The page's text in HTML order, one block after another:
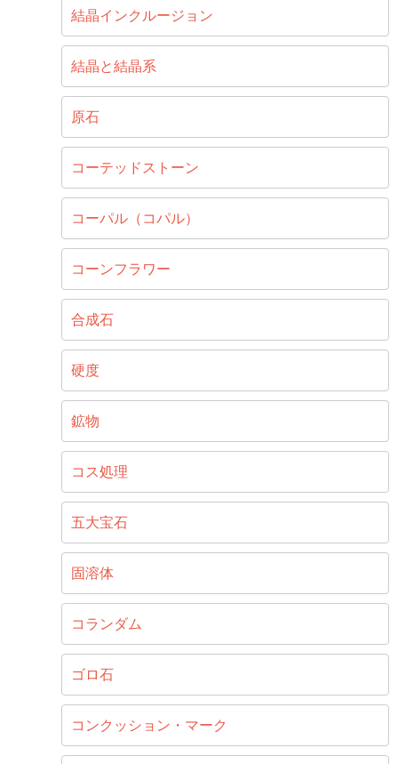
結晶インクルージョン
結晶と結晶系
原石
コーテッドストーン
コーパル（コパル）
コーンフラワー
合成石
硬度
鉱物
コス処理
五大宝石
固溶体
コランダム
ゴロ石
コンクッション・マーク